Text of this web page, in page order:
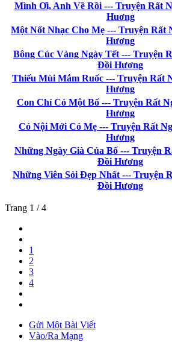
Mình Ơi, Anh Về Rồi --- Truyện Rất
Huơng
Một Nốt Nhạc Cho Mẹ --- Truyện Rất
Hương
Bông Cúc Vàng Ngày Tết --- Truyện
Đồi Hương
Thiếu Mùi Mắm Ruốc --- Truyện Rất
Hương
Con Chỉ Có Một Bố --- Truyện Rất
Hương
Có Nội Mới Có Mẹ --- Truyện Rất
Hương
Những Ngày Già Của Bố --- Truyện
Đồi Hương
Những Viên Sỏi Đẹp Nhất --- Truyện
Đồi Hương
Trang 1 / 4
1
2
3
4
Gửi Một Bài Viết
Vào/Ra Mạng